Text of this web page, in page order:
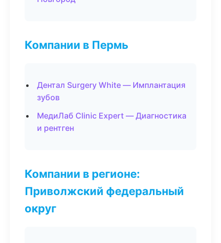
Компании в Пермь
Дентал Surgery White — Имплантация
зубов
МедиЛаб Clinic Expert — Диагностика
и рентген
Компании в регионе:
Приволжский федеральный
округ